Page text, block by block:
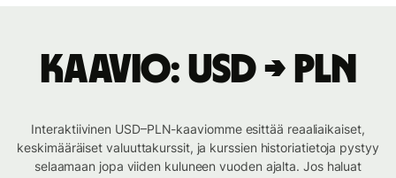
Kaavio: USD → PLN
Interaktiivinen USD–PLN-kaaviomme esittää reaaliaikaiset,
keskimääräiset valuuttakurssit, ja kurssien historiatietoja pystyy
selaamaan jopa viiden kuluneen vuoden ajalta. Jos haluat